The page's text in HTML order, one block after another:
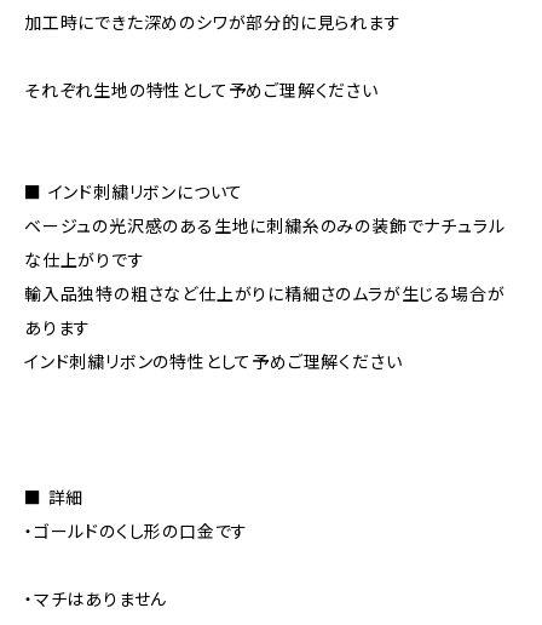
加工時にできた深めのシワが部分的に見られます
それぞれ生地の特性として予めご理解ください
■ インド刺繍リボンについて
ベージュの光沢感のある生地に刺繍糸のみの装飾でナチュラル
な仕上がりです
輸入品独特の粗さなど仕上がりに精細さのムラが生じる場合が
あります
インド刺繍リボンの特性として予めご理解ください
■ 詳細
・ゴールドのくし形の口金です
・マチはありません